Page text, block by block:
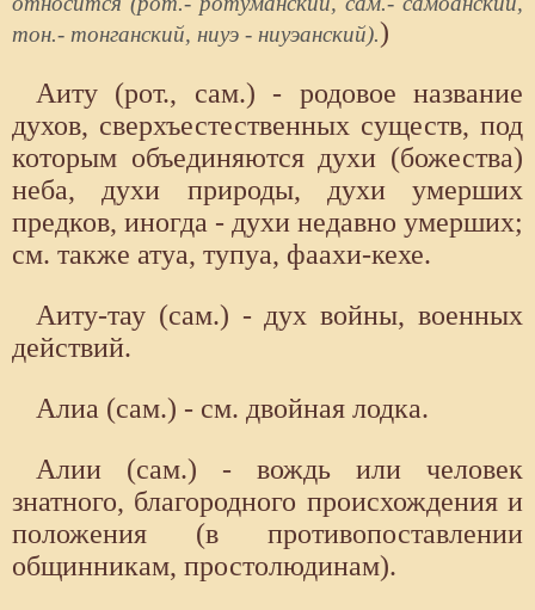
тон.- тонганский, ниуэ - ниуэанский).)
Аиту (рот., сам.) - родовое название
духов, сверхъестественных существ, под
которым объединяются духи (божества)
неба, духи природы, духи умерших
предков, иногда - духи недавно умерших;
см. также атуа, тупуа, фаахи-кехе.
Аиту-тау (сам.) - дух войны, военных
действий.
Алиа (сам.) - см. двойная лодка.
Алии (сам.) - вождь или человек
знатного, благородного происхождения и
положения (в противопоставлении
общинникам, простолюдинам).